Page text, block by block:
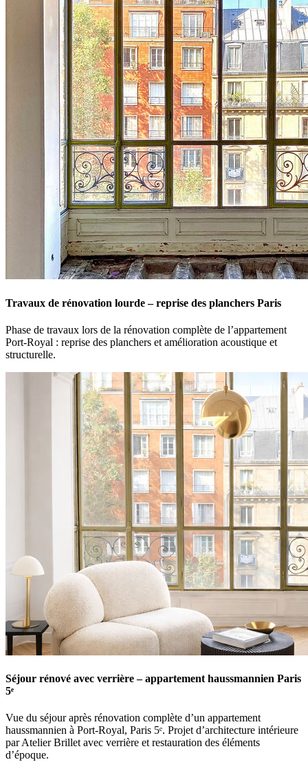
Travaux de rénovation lourde – reprise des planchers Paris
Phase de travaux lors de la rénovation complète de l’appartement
Port-Royal : reprise des planchers et amélioration acoustique et
structurelle.
Séjour rénové avec verrière – appartement haussmannien Paris
5ᵉ
Vue du séjour après rénovation complète d’un appartement
haussmannien à Port-Royal, Paris 5ᵉ. Projet d’architecture intérieure
par Atelier Brillet avec verrière et restauration des éléments
d’époque.